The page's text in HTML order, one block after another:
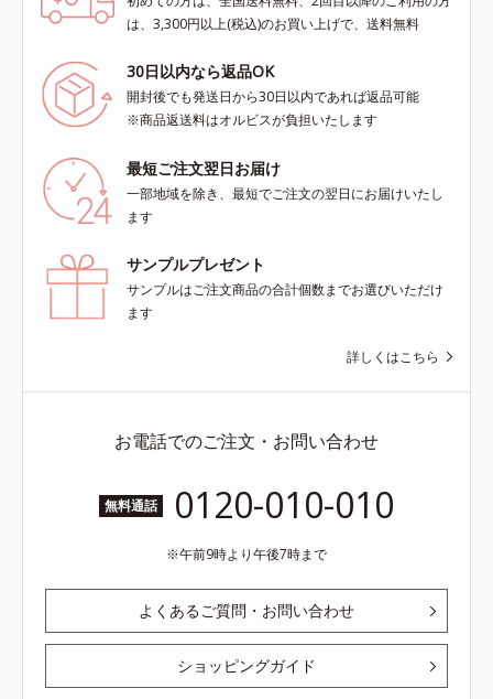
は、3,300円以上(税込)のお買い上げで、送料無料
30日以内なら返品OK
開封後でも発送日から30日以内であれば返品可能
※商品返送料はオルビスが負担いたします
最短ご注文翌日お届け
一部地域を除き、最短でご注文の翌日にお届けいたし
ます
サンプルプレゼント
サンプルはご注文商品の合計個数までお選びいただけ
ます
詳しくはこちら
お電話でのご注文・お問い合わせ
無料通話 0120-010-010
午前9時より午後7時まで
よくあるご質問・お問い合わせ
ショッピングガイド